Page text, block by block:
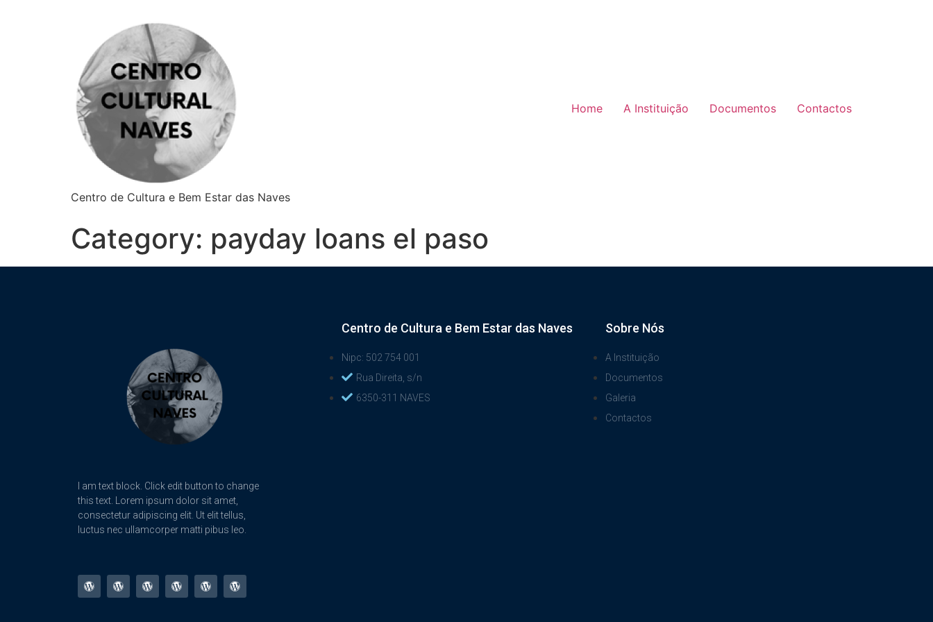
Centro de Cultura e Bem Estar das Naves
Home A Instituição Documentos Contactos
Category: payday loans el paso
I am text block. Click edit button to change
this text. Lorem ipsum dolor sit amet,
consectetur adipiscing elit. Ut elit tellus,
luctus nec ullamcorper matti pibus leo.
Centro de Cultura e Bem Estar das Naves
Nipc: 502 754 001
Rua Direita, s/n
6350-311 NAVES
Sobre Nós
A Instituição
Documentos
Galeria
Contactos